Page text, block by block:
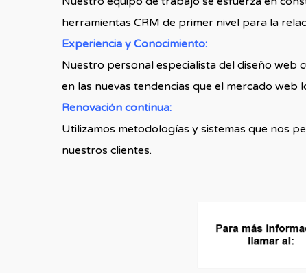
herramientas CRM de primer nivel para la
Experiencia y Conocimiento:
Nuestro personal especialista del diseño web
en las nuevas tendencias que el mercado web
Renovación continua:
Utilizamos metodologías y sistemas que nos
nuestros clientes.